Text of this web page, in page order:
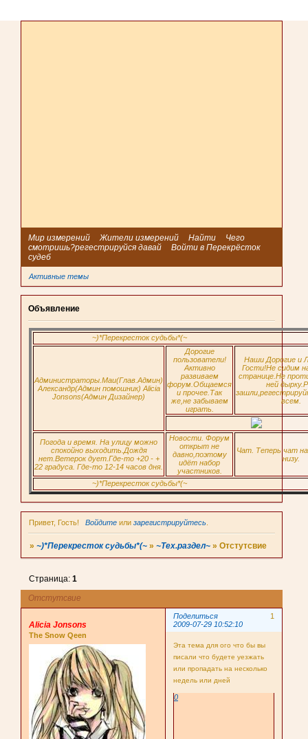
Мир измерений Жители измерений Найти
Чего
смотришь?регестрируйся давай
Войти в Перекрёсток
судеб
Активные темы
Объявление
~)*Перекресток судьбы*(~
Администраторы.Маи(Глав.Админ)
Александр(Админ помошник) Alicia
Jonsons(Админ Дизайнер)
Дорогие
пользователи!
Активно
развиваем
форум.Общаемся
и прочее.Так
же,не забываем
играть.
Наши Дорогие и
Гости!Не сидим
странице.Не
ней
всем.
Погода и время. На улицу можно
спокойно выходить.Дождя
нет.Ветерок дует.Где-то +20 - +
22 градуса. Где-то 12-14 часов дня.
Новости. Форум
открыт не
давно,поэтому
идёт набор
участников.
Чат. Теперь чат
низу.
~)*Перекресток судьбы*(~
Привет, Гость! Войдитеили зарегистрируйтесь
»~)*Перекресток судьбы*(~ »~Тех.раздел~ »Отстутсвие
Отстутсвие
Страница:1
Поделиться
1
2009-07-29 10:52:10
Alicia Jonsons
The Snow Qeen
Эта тема для ого что бы вы
писали что будете уезжать
или пропадать на несколько
недель или дней
0